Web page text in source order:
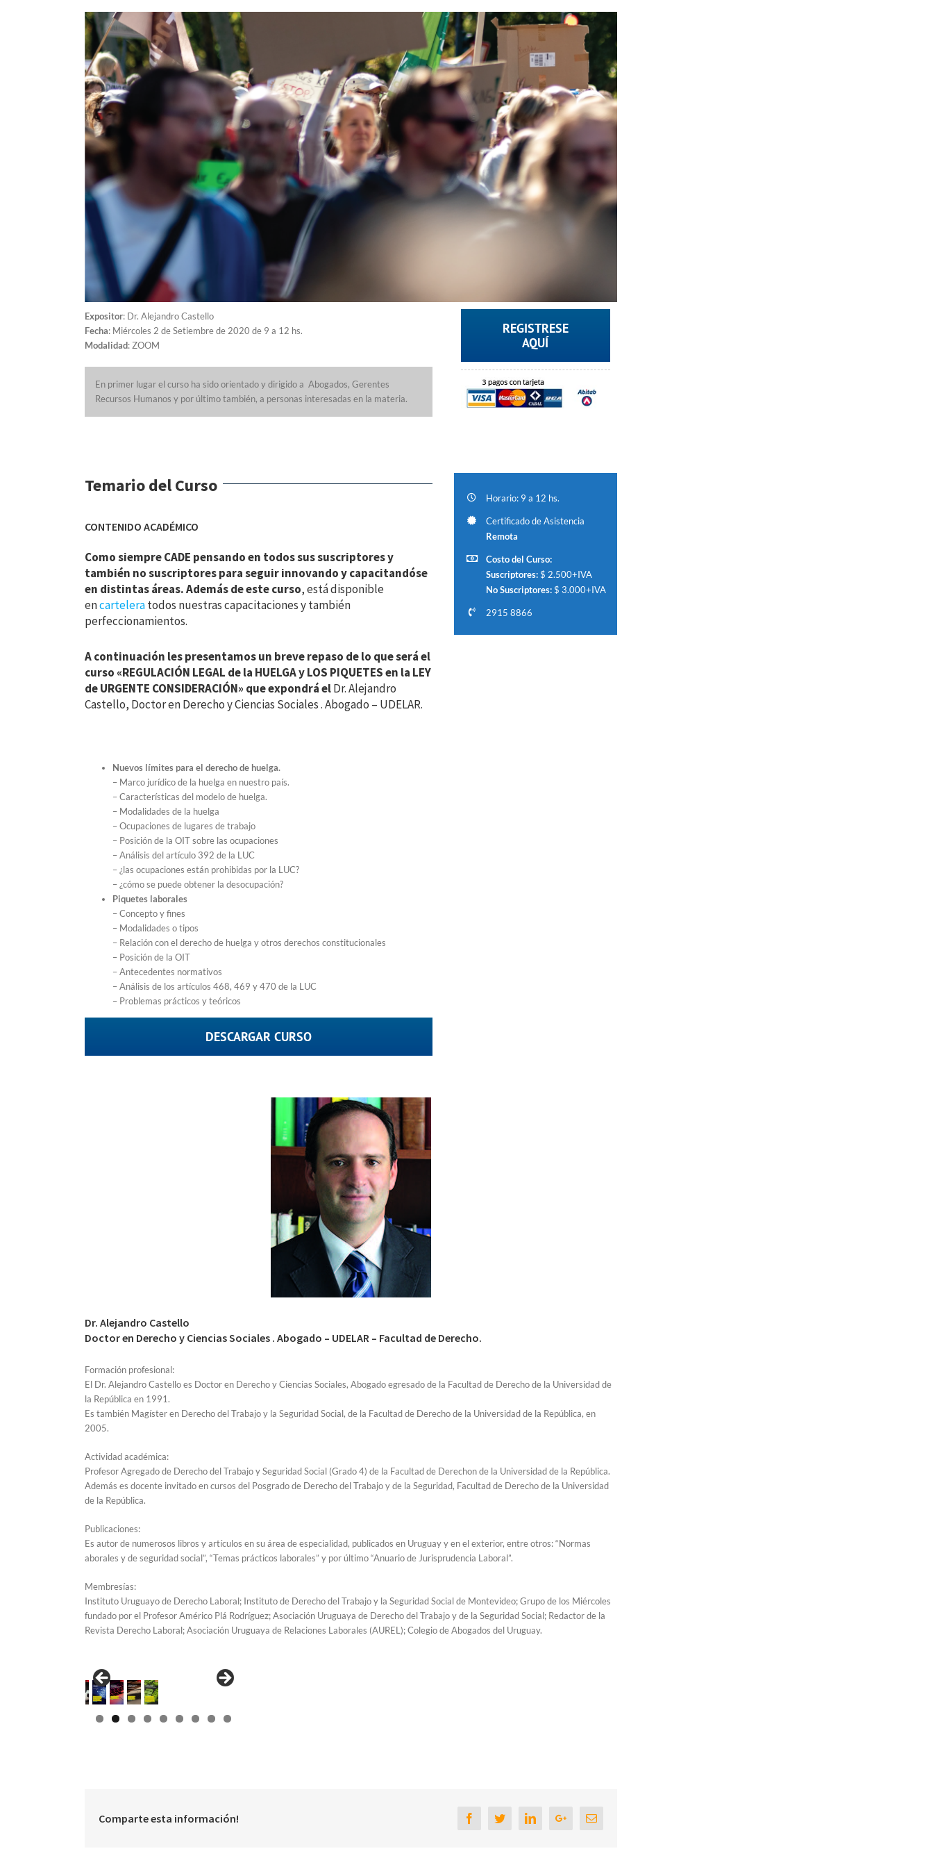
Expositor: Dr. Alejandro Castello
Fecha: Miércoles 2 de Setiembre de 2020 de 9 a 12 hs.
Modalidad: ZOOM
En primer lugar el curso ha sido orientado y dirigido a Abogados, Gerentes
Recursos Humanos y por último también, a personas interesadas en la materia.
REGISTRESE
AQUÍ
Temario del Curso
CONTENIDO ACADÉMICO
Como siempre CADE pensando en todos sus suscriptores y
también no suscriptores para seguir innovando y capacitandóse
en distintas áreas. Además de este curso, está disponible
encarteleratodos nuestras capacitaciones y también
perfeccionamientos.
A continuación les presentamos un breve repaso de lo que será el
curso «REGULACIÓN LEGAL de la HUELGA y LOS PIQUETES en la LEY
de URGENTE CONSIDERACIÓN» que expondrá elDr. Alejandro
Castello, Doctor en Derecho y Ciencias Sociales . Abogado – UDELAR.
Nuevos límites para el derecho de huelga.
– Marco jurídico de la huelga en nuestro país.
– Características del modelo de huelga.
– Modalidades de la huelga
– Ocupaciones de lugares de trabajo
– Posición de la OIT sobre las ocupaciones
– Análisis del artículo 392 de la LUC
– ¿las ocupaciones están prohibidas por la LUC?
– ¿cómo se puede obtener la desocupación?
Piquetes laborales
– Concepto y fines
– Modalidades o tipos
– Relación con el derecho de huelga y otros derechos constitucionales
– Posición de la OIT
– Antecedentes normativos
– Análisis de los artículos 468, 469 y 470 de la LUC
– Problemas prácticos y teóricos
DESCARGAR CURSO
Horario: 9 a 12 hs.
Certificado de Asistencia
Remota
Costo del Curso:
Suscriptores:$ 2.500+IVA
No Suscriptores:$ 3.000+IVA
2915 8866
Dr. Alejandro Castello
Doctor en Derecho y Ciencias Sociales . Abogado – UDELAR – Facultad de Derecho.
Formación profesional:
El Dr. Alejandro Castello es Doctor en Derecho y Ciencias Sociales, Abogado egresado de la Facultad de Derecho de la Universidad de
la República en 1991.
Es también Magíster en Derecho del Trabajo y la Seguridad Social, de la Facultad de Derecho de la Universidad de la República, en
2005.
Actividad académica:
Profesor Agregado de Derecho del Trabajo y Seguridad Social (Grado 4) de la Facultad de Derechon de la Universidad de la República.
Además es docente invitado en cursos del Posgrado de Derecho del Trabajo y de la Seguridad, Facultad de Derecho de la Universidad
de la República.
Publicaciones:
Es autor de numerosos libros y artículos en su área de especialidad, publicados en Uruguay y en el exterior, entre otros: “Normas
aborales y de seguridad social”, “Temas prácticos laborales” y por último “Anuario de Jurisprudencia Laboral”.
Membresías:
Instituto Uruguayo de Derecho Laboral; Instituto de Derecho del Trabajo y la Seguridad Social de Montevideo; Grupo de los Miércoles
fundado por el Profesor Américo Plá Rodríguez; Asociación Uruguaya de Derecho del Trabajo y de la Seguridad Social; Redactor de la
Revista Derecho Laboral; Asociación Uruguaya de Relaciones Laborales (AUREL); Colegio de Abogados del Uruguay.
Comparte esta información! FacebookTwitterLinkedinGoogle+Email